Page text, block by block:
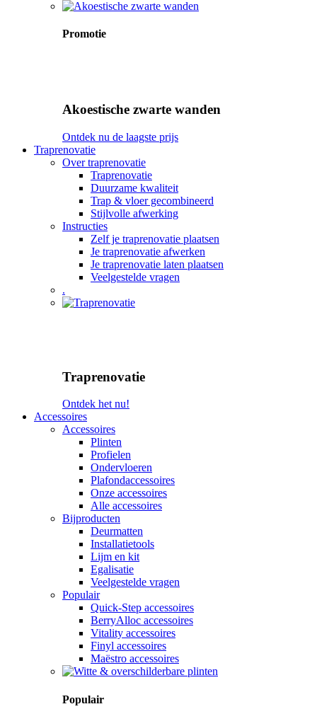
Promotie
Akoestische zwarte wanden
Ontdek nu de laagste prijs
Traprenovatie
Over traprenovatie
Traprenovatie
Duurzame kwaliteit
Trap & vloer gecombineerd
Stijlvolle afwerking
Instructies
Zelf je traprenovatie plaatsen
Je traprenovatie afwerken
Je traprenovatie laten plaatsen
Veelgestelde vragen
.
Traprenovatie
Ontdek het nu!
Accessoires
Accessoires
Plinten
Profielen
Ondervloeren
Plafondaccessoires
Onze accessoires
Alle accessoires
Bijproducten
Deurmatten
Installatietools
Lijm en kit
Egalisatie
Veelgestelde vragen
Populair
Quick-Step accessoires
BerryAlloc accessoires
Vitality accessoires
Finyl accessoires
Maëstro accessoires
Populair